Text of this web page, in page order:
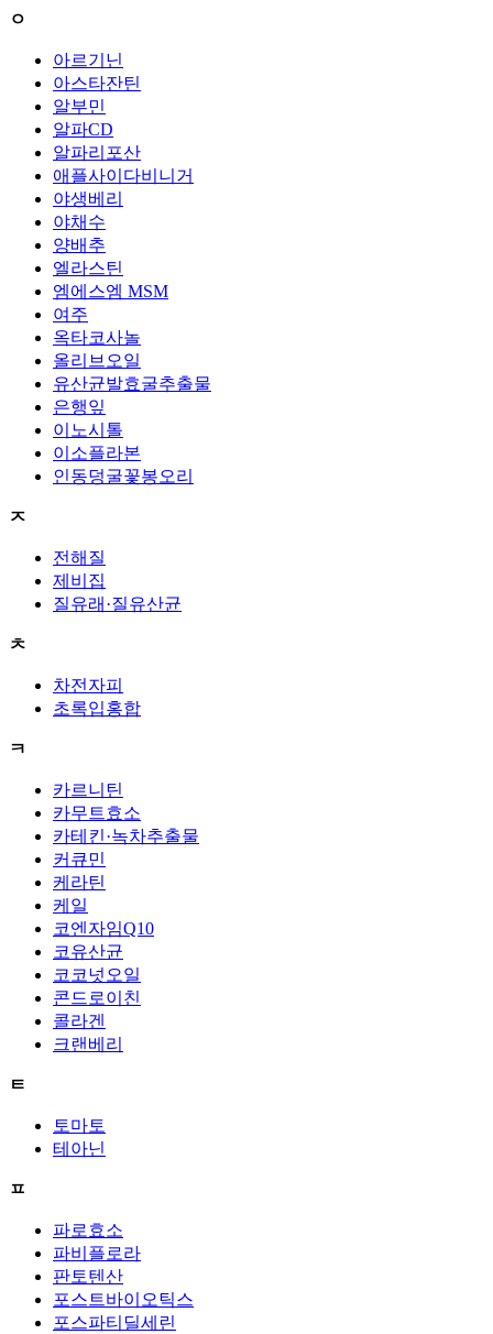
ㅇ
아르기닌
아스타잔틴
알부민
알파CD
알파리포산
애플사이다비니거
야생베리
야채수
양배추
엘라스틴
엠에스엠 MSM
여주
옥타코사놀
올리브오일
유산균발효굴추출물
은행잎
이노시톨
이소플라본
인동덩굴꽃봉오리
ㅈ
전해질
제비집
질유래·질유산균
ㅊ
차전자피
초록입홍합
ㅋ
카르니틴
카무트효소
카테킨·녹차추출물
커큐민
케라틴
케일
코엔자임Q10
코유산균
코코넛오일
콘드로이친
콜라겐
크랜베리
ㅌ
토마토
테아닌
ㅍ
파로효소
파비플로라
판토텐산
포스트바이오틱스
포스파티딜세린